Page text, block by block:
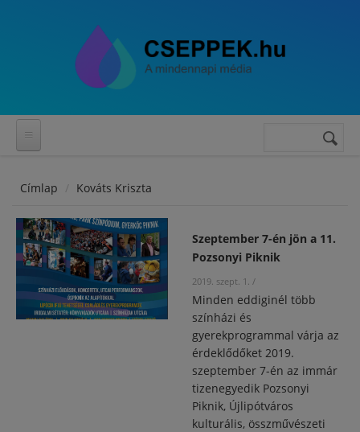
Keresés
Címlap Kováts Kriszta
Szeptember 7-én jön a 11.
Pozsonyi Piknik
2019. szept. 1. /
Minden eddiginél több
színházi és
gyerekprogrammal várja az
érdeklődőket 2019.
szeptember 7-én az immár
tizenegyedik Pozsonyi
Piknik, Újlipótváros
kulturális, összművészeti